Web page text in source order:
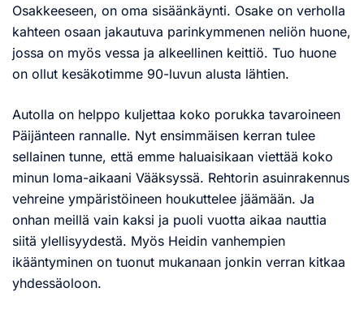
Osakkeeseen, on oma sisäänkäynti. Osake on verholla
kahteen osaan jakautuva parinkymmenen neliön huone,
jossa on myös vessa ja alkeellinen keittiö. Tuo huone
on ollut kesäkotimme 90-luvun alusta lähtien.
Autolla on helppo kuljettaa koko porukka tavaroineen
Päijänteen rannalle. Nyt ensimmäisen kerran tulee
sellainen tunne, että emme haluaisikaan viettää koko
minun loma-aikaani Vääksyssä. Rehtorin asuinrakennus
vehreine ympäristöineen houkuttelee jäämään. Ja
onhan meillä vain kaksi ja puoli vuotta aikaa nauttia
siitä ylellisyydestä. Myös Heidin vanhempien
ikääntyminen on tuonut mukanaan jonkin verran kitkaa
yhdessäoloon.